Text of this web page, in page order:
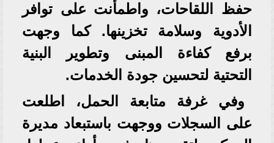
حفظ اللقاحات، واطمأنت على توافر
الأدوية وسلامة تخزينها. كما وجهت
برفع كفاءة المبنى وتطوير البنية
التحتية لتحسين جودة الخدمات.
وفي غرفة متابعة الحمل، اطلعت
على السجلات ووجهت باستبعاد مديرة